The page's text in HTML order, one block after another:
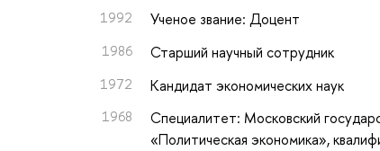
1992 Ученое звание: Доцент
1986 Старший научный сотрудник
1972 Кандидат экономических наук
1968
Специалитет: Московский
«Политическая экономика»,